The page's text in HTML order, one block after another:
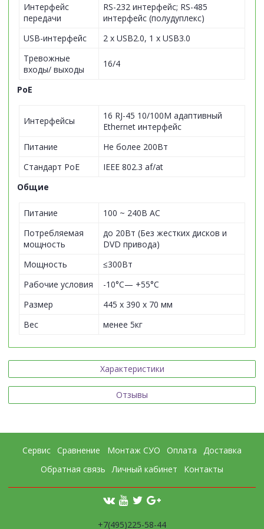
Интерфейс
передачи
RS-232 интерфейс; RS-485
интерфейс (полудуплекс)
USB-интерфейс
2 х USB2.0, 1 х USB3.0
Тревожные
входы/ выходы
16/4
PoE
Интерфейсы
16 RJ-45 10/100M адаптивный
Ethernet интерфейс
Питание
Не более 200Вт
Стандарт PoE
IEEE 802.3 af/at
Общие
Питание
100 ~ 240В AC
Потребляемая
мощность
до 20Вт (Без жестких дисков и
DVD привода)
Мощность
≤300Вт
Рабочие условия
-10°C— +55°C
Размер
445 x 390 x 70 мм
Вес
менее 5кг
Характеристики
Отзывы
Сервис Сравнение Монтаж СУО Оплата
Доставка
Обратная связь
Личный кабинет Контакты
+7(495)225-58-44